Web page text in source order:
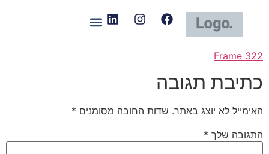
Frame 322
כתיבת תגובה
האימייל לא יוצג באתר. שדות החובה מסומנים *
התגובה שלך *